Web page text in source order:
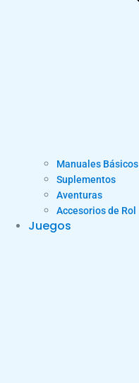
Manuales Básicos
Suplementos
Aventuras
Accesorios de Rol
Juegos